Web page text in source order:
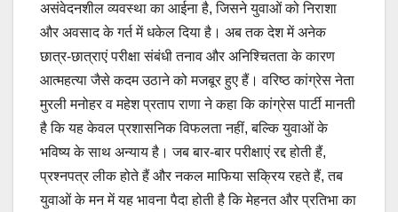
असंवेदनशील व्यवस्था का आईना है, जिसने युवाओं को निराशा
और अवसाद के गर्त में धकेल दिया है। अब तक देश में अनेक
छात्र-छात्राएं परीक्षा संबंधी तनाव और अनिश्चितता के कारण
आत्महत्या जैसे कदम उठाने को मजबूर हुए हैं। वरिष्ठ कांग्रेस नेता
मुरली मनोहर व महेश प्रताप राणा ने कहा कि कांग्रेस पार्टी मानती
है कि यह केवल प्रशासनिक विफलता नहीं, बल्कि युवाओं के
भविष्य के साथ अन्याय है। जब बार-बार परीक्षाएं रद्द होती हैं,
प्रश्नपत्र लीक होते हैं और नकल माफिया सक्रिय रहते हैं, तब
युवाओं के मन में यह भावना पैदा होती है कि मेहनत और प्रतिभा का